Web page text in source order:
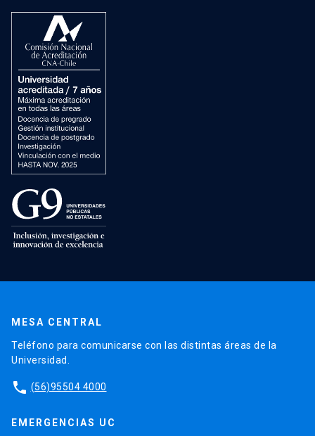
MESA CENTRAL
Teléfono para comunicarse con las distintas áreas de la
Universidad.
phone (56)95504 4000
EMERGENCIAS UC